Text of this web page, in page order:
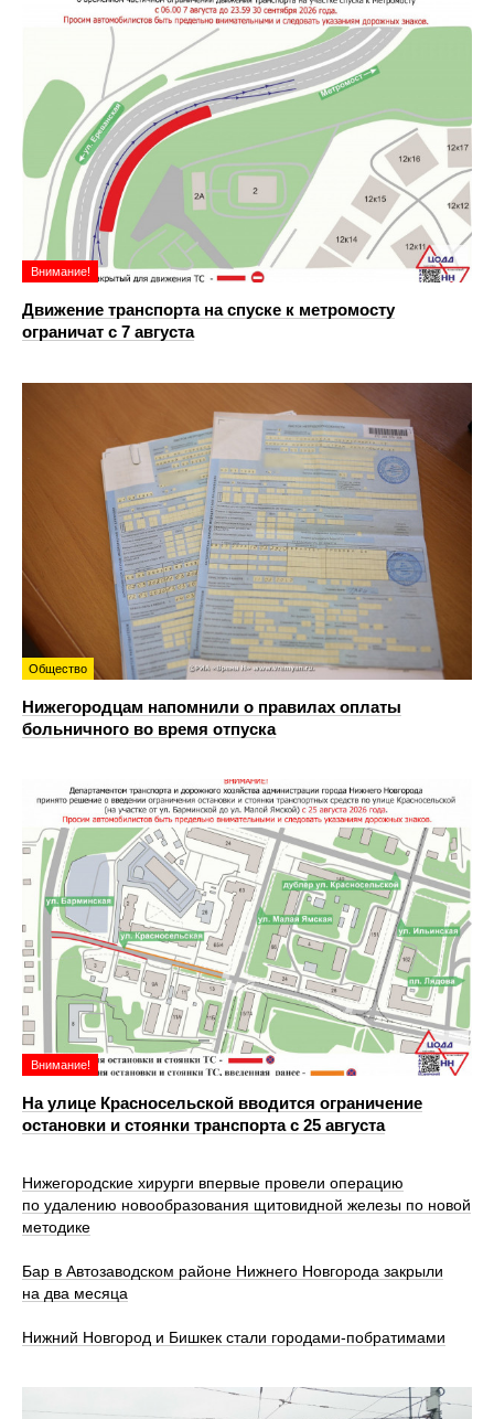
Внимание!
Движение транспорта на спуске к метромосту
ограничат с 7 августа
Общество
Нижегородцам напомнили о правилах оплаты
больничного во время отпуска
Внимание!
На улице Красносельской вводится ограничение
остановки и стоянки транспорта с 25 августа
Нижегородские хирурги впервые провели операцию
по удалению новообразования щитовидной железы по новой
методике
Бар в Автозаводском районе Нижнего Новгорода закрыли
на два месяца
Нижний Новгород и Бишкек стали городами-побратимами